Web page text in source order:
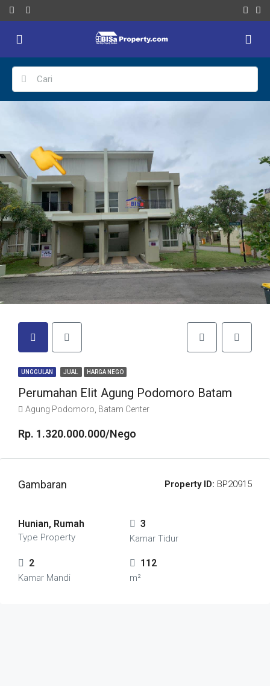
UNGGULAN JUAL HARGA NEGO
Perumahan Elit Agung Podomoro Batam
Agung Podomoro, Batam Center
Rp. 1.320.000.000/Nego
Gambaran Property ID: BP20915
Hunian, Rumah
Type Property
3
Kamar Tidur
2
Kamar Mandi
112
m²